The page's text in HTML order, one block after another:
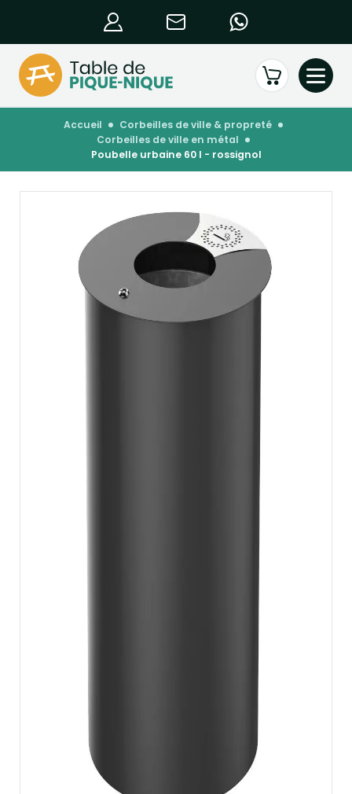
accueil
corbeilles de ville & propreté
corbeilles de ville en métal
poubelle urbaine 60 l - rossignol